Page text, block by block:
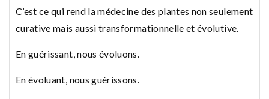
C’est ce qui rend la médecine des plantes non seulement
curative mais aussi transformationnelle et évolutive.
En guérissant, nous évoluons.
En évoluant, nous guérissons.